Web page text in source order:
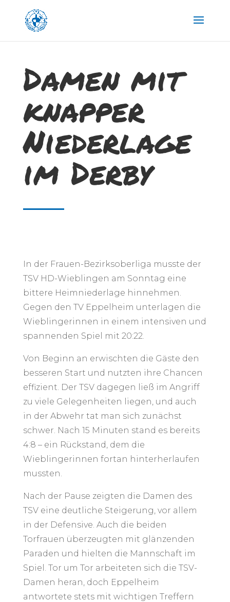
Damen mit
knapper
Niederlage
im Derby
In der Frauen-Bezirksoberliga musste der
TSV HD-Wieblingen am Sonntag eine
bittere Heimniederlage hinnehmen.
Gegen den TV Eppelheim unterlagen die
Wieblingerinnen in einem intensiven und
spannenden Spiel mit 20:22.
Von Beginn an erwischten die Gäste den
besseren Start und nutzten ihre Chancen
effizient. Der TSV dagegen ließ im Angriff
zu viele Gelegenheiten liegen, und auch
in der Abwehr tat man sich zunächst
schwer. Nach 15 Minuten stand es bereits
4:8 – ein Rückstand, dem die
Wieblingerinnen fortan hinterherlaufen
mussten.
Nach der Pause zeigten die Damen des
TSV eine deutliche Steigerung, vor allem
in der Defensive. Auch die beiden
Torfrauen überzeugten mit glänzenden
Paraden und hielten die Mannschaft im
Spiel. Tor um Tor arbeiteten sich die TSV-
Damen heran, doch Eppelheim
antwortete stets mit wichtigen Treffern